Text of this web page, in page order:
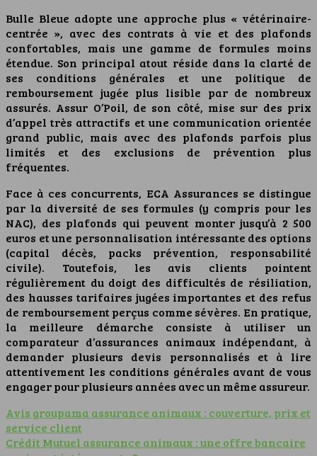
Bulle Bleue adopte une approche plus « vétérinaire-
centrée », avec des contrats à vie et des plafonds
confortables, mais une gamme de formules moins
étendue. Son principal atout réside dans la clarté de
ses conditions générales et une politique de
remboursement jugée plus lisible par de nombreux
assurés. Assur O’Poil, de son côté, mise sur des prix
d’appel très attractifs et une communication orientée
grand public, mais avec des plafonds parfois plus
limités et des exclusions de prévention plus
fréquentes.
Face à ces concurrents, ECA Assurances se distingue
par la diversité de ses formules (y compris pour les
NAC), des plafonds qui peuvent monter jusqu’à 2 500
euros et une personnalisation intéressante des options
(capital décès, packs prévention, responsabilité
civile). Toutefois, les avis clients pointent
régulièrement du doigt des difficultés de résiliation,
des hausses tarifaires jugées importantes et des refus
de remboursement perçus comme sévères. En pratique,
la meilleure démarche consiste à utiliser un
comparateur d’assurances animaux indépendant, à
demander plusieurs devis personnalisés et à lire
attentivement les conditions générales avant de vous
engager pour plusieurs années avec un même assureur.
Avis groupama assurance animaux : couverture, prix et
service client
Crédit Mutuel assurance animaux : une offre bancaire